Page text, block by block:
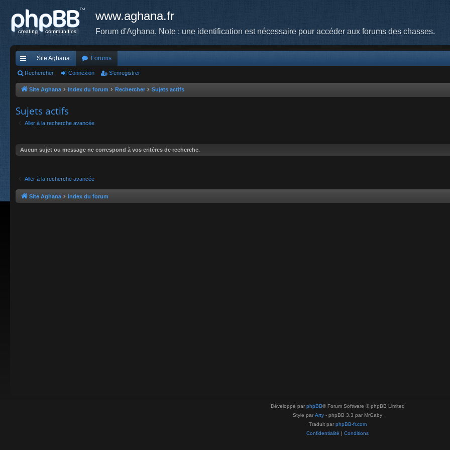
www.aghana.fr
Forum d'Aghana. Note : une identification est nécessaire pour accéder aux forums des chasses.
cc
ès
Site Aghana Forums
Rechercher Connexion S’enregistrer
Site Aghana Index du forum Rechercher Sujets actifs
Sujets actifs
Aller à la recherche avancée
Aucun sujet ou message ne correspond à vos critères de recherche.
Aller à la recherche avancée
Site Aghana Index du forum
Développé par phpBB® Forum Software © phpBB Limited
Style par Arty - phpBB 3.3 par MrGaby
Traduit par phpBB-fr.com
Confidentialité | Conditions